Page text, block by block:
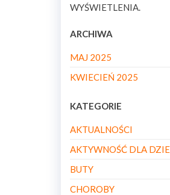
WYŚWIETLENIA.
ARCHIWA
MAJ 2025
KWIECIEŃ 2025
KATEGORIE
AKTUALNOŚCI
AKTYWNOŚĆ DLA
BUTY
CHOROBY